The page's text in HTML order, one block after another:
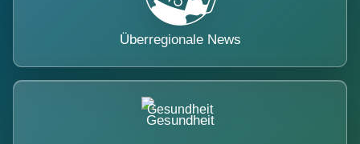
Überregionale News
Gesundheit